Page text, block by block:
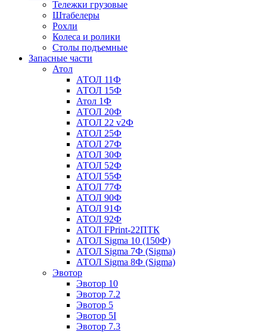
Тележки грузовые
Штабелеры
Рохли
Колеса и ролики
Столы подъемные
Запасные части
Атол
АТОЛ 11Ф
АТОЛ 15Ф
Атол 1Ф
АТОЛ 20Ф
АТОЛ 22 v2Ф
АТОЛ 25Ф
АТОЛ 27Ф
АТОЛ 30Ф
АТОЛ 52Ф
АТОЛ 55Ф
АТОЛ 77Ф
АТОЛ 90Ф
АТОЛ 91Ф
АТОЛ 92Ф
АТОЛ FPrint-22ПТК
АТОЛ Sigma 10 (150Ф)
АТОЛ Sigma 7Ф (Sigma)
АТОЛ Sigma 8Ф (Sigma)
Эвотор
Эвотор 10
Эвотор 7.2
Эвотор 5
Эвотор 5I
Эвотор 7.3